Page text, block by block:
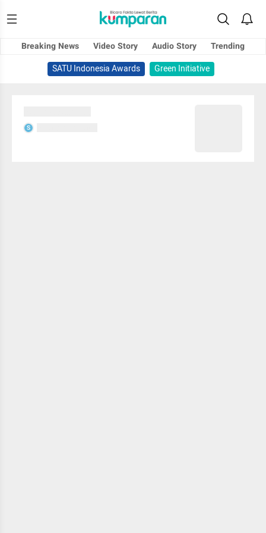
Breaking News Video Story Audio Story
Trending
SATU Indonesia Awards
Green Initiative
S